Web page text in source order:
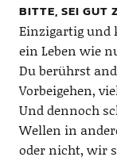
BITTE, SEI GUT
Einzigartig und
ein Leben wie
Du berührst
Vorbeigehen,
Und dennoch
Wellen in
oder nicht, wir